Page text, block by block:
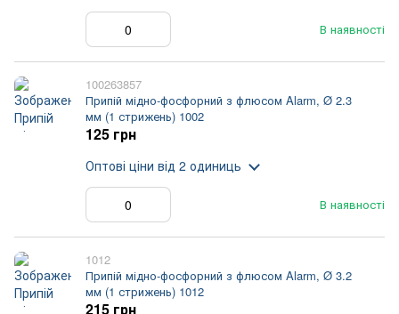
В наявності
100263857
Припій мідно-фосфорний з флюсом Alarm, Ø 2.3
мм (1 стрижень) 1002
В наявності
125 грн
Оптові ціни від 2 одиниць
1012
Припій мідно-фосфорний з флюсом Alarm, Ø 3.2
мм (1 стрижень) 1012
215 грн